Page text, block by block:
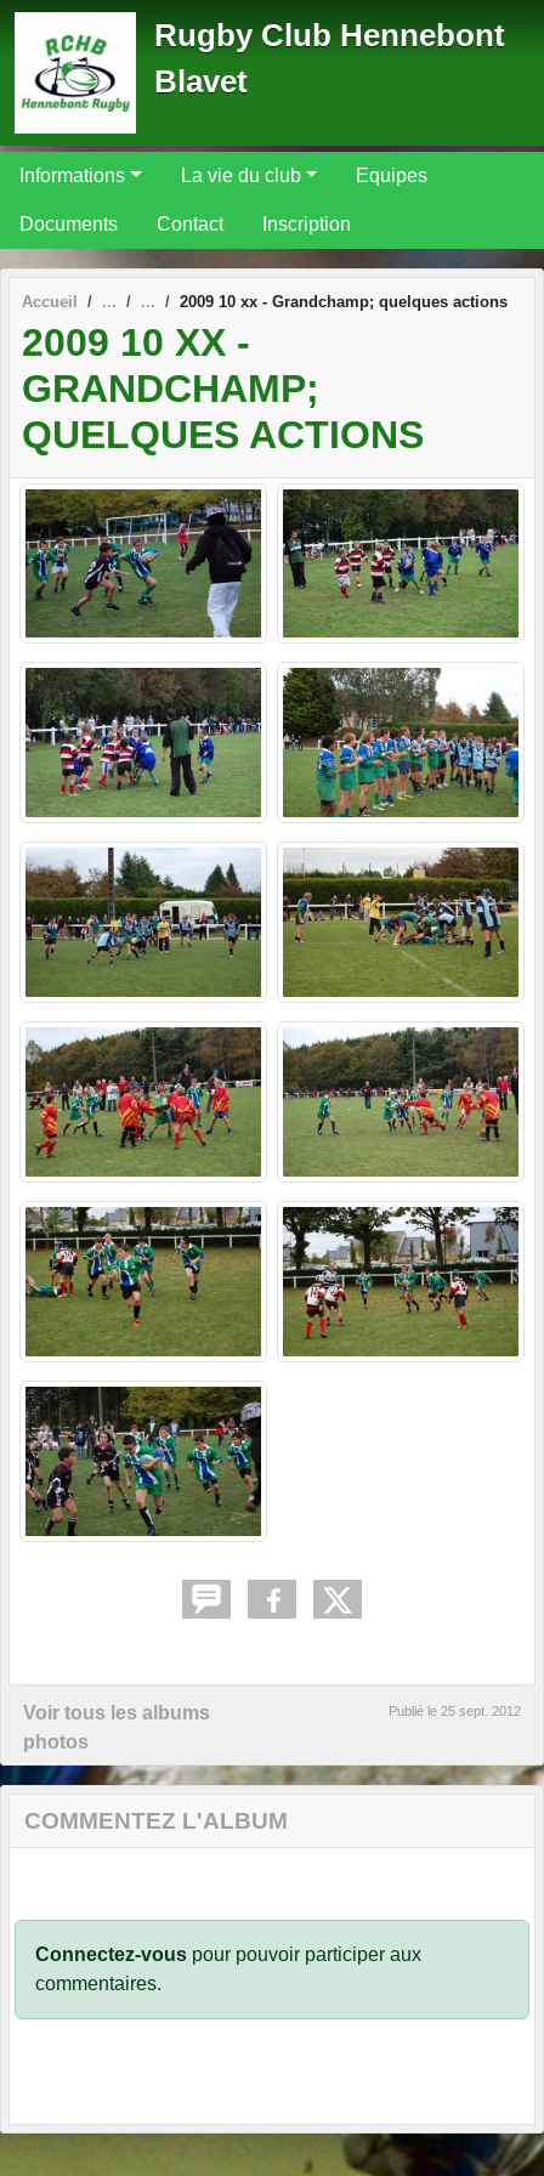
Rugby Club Hennebont
Blavet
Informations La vie du club Equipes
Documents Contact Inscription
Accueil 2009 10 xx - Grandchamp; quelques actions
2009 10 XX -
GRANDCHAMP;
QUELQUES ACTIONS
Voir tous les albums
photos
Publié le 25 sept. 2012
COMMENTEZ L'ALBUM
Connectez-vous pour pouvoir participer aux
commentaires.
Panneau de gestion des cookies